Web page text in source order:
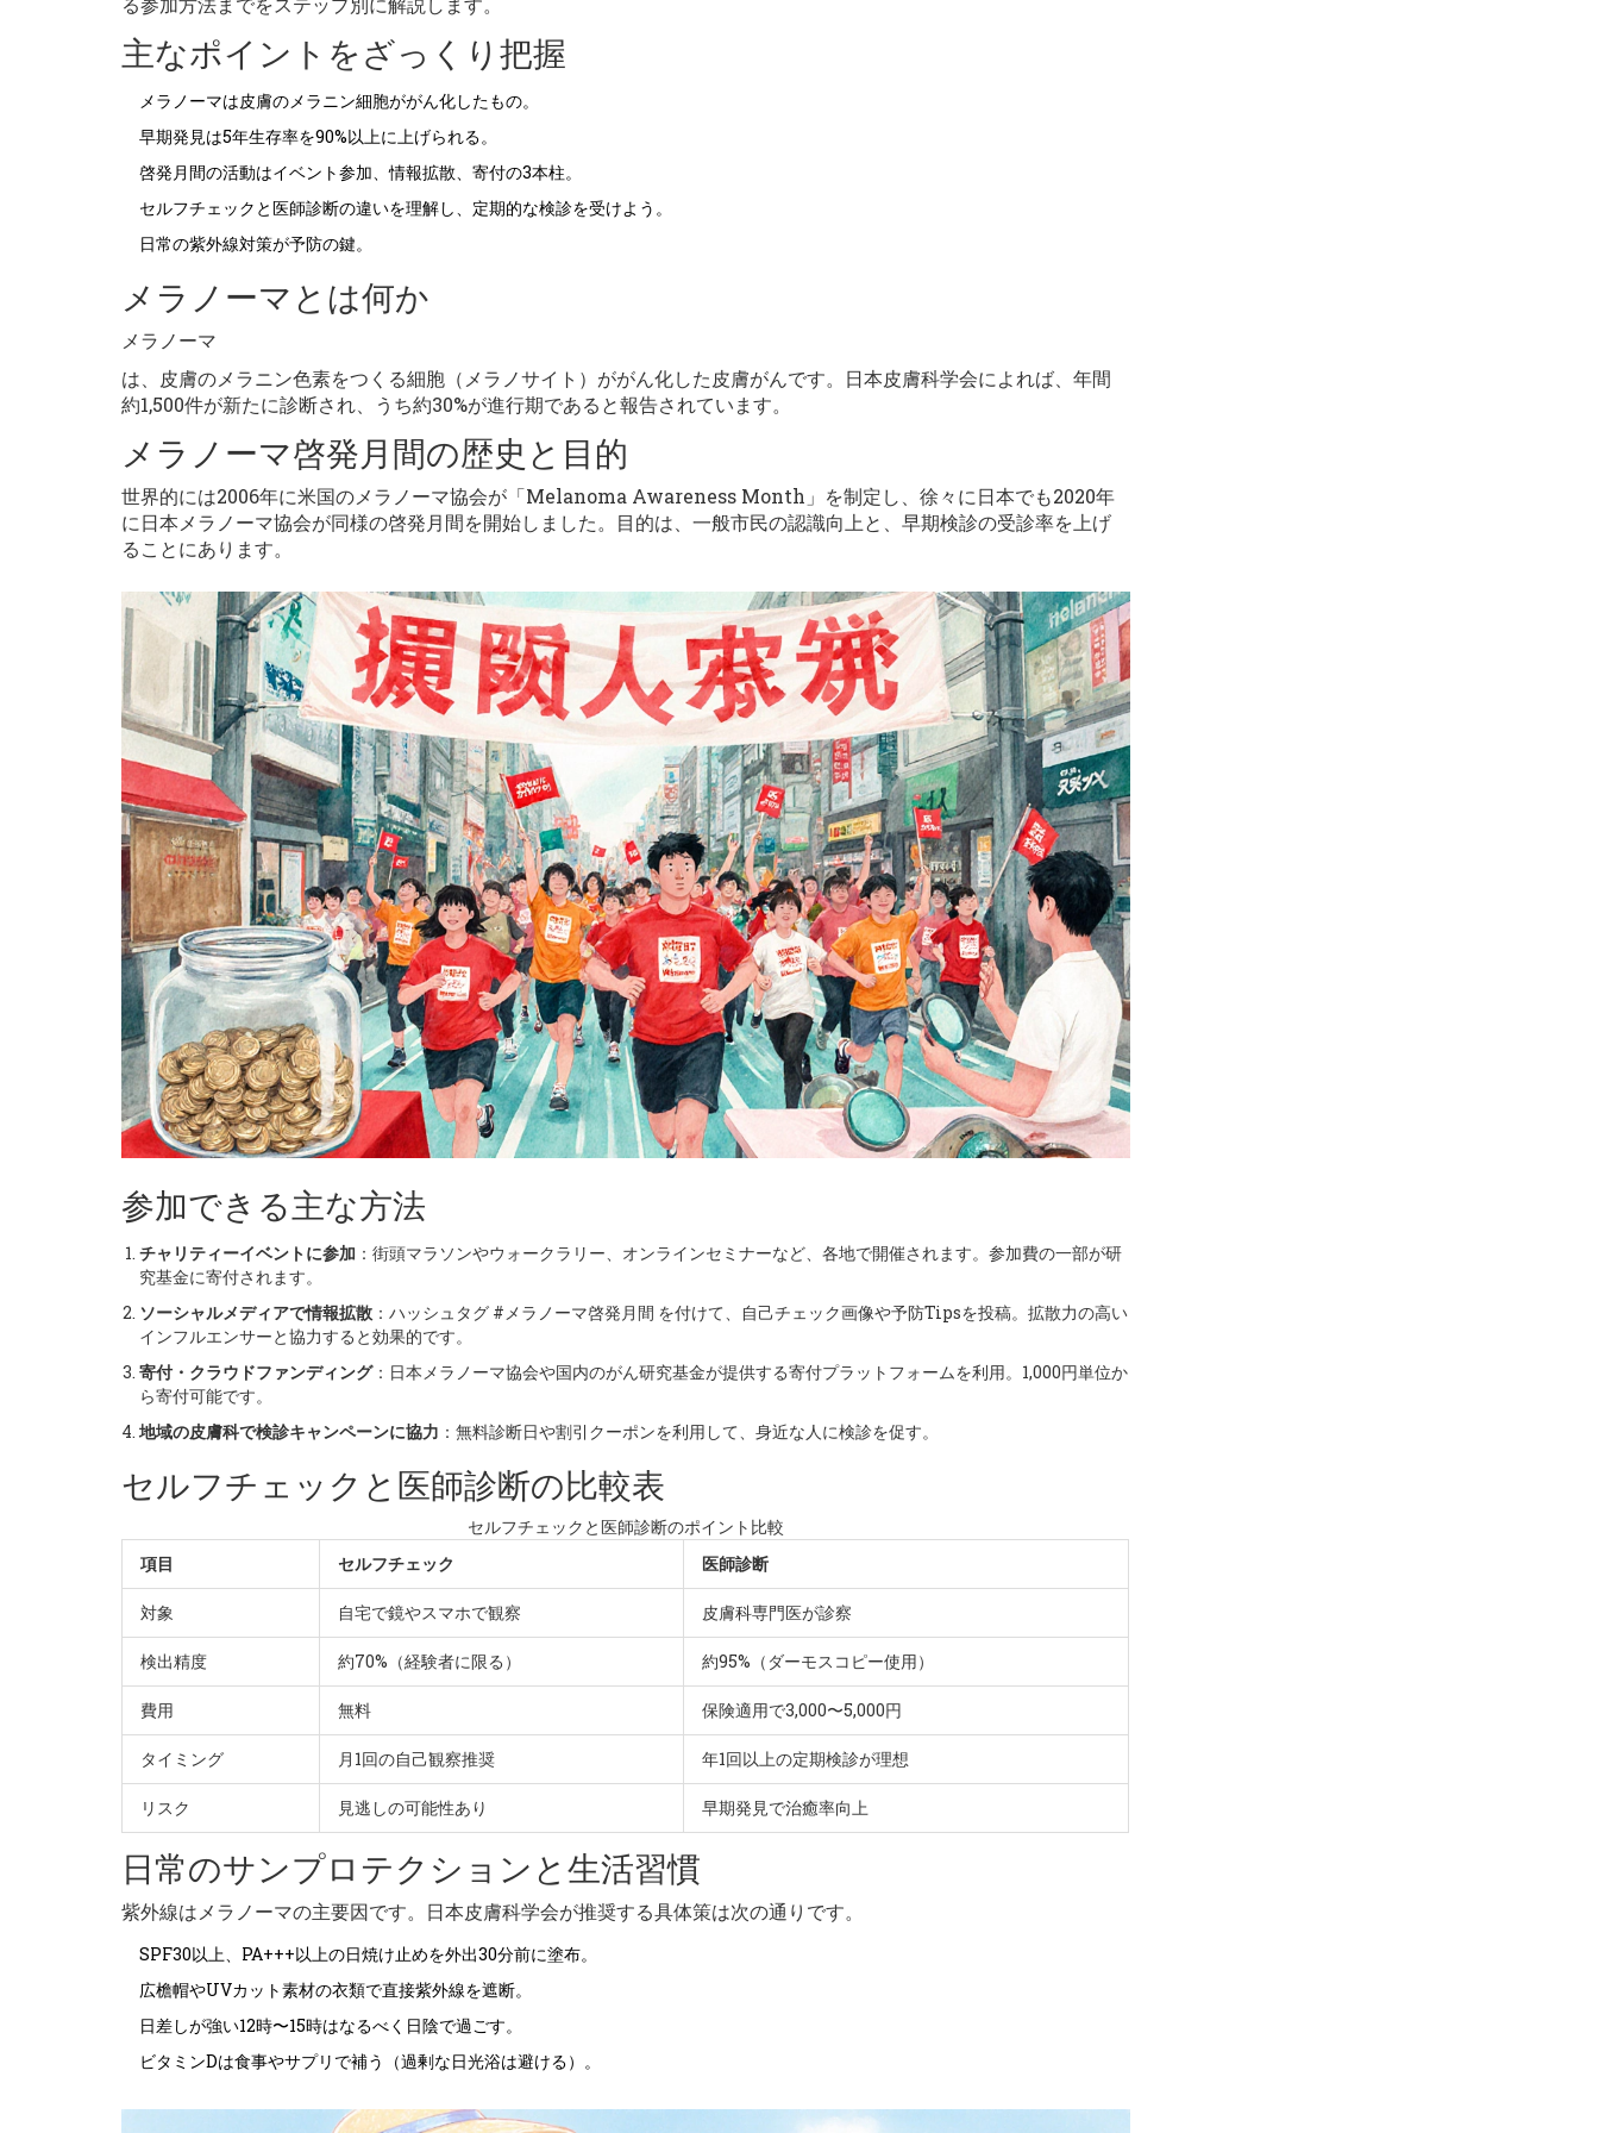
主なポイントをざっくり把握
メラノーマは皮膚のメラニン細胞ががん化したもの。
早期発見は5年生存率を90%以上に上げられる。
啓発月間の活動はイベント参加、情報拡散、寄付の3本柱。
セルフチェックと医師診断の違いを理解し、定期的な検診を受けよう。
日常の紫外線対策が予防の鍵。
メラノーマとは何か
メラノーマ
は、皮膚のメラニン色素をつくる細胞（メラノサイト）ががん化した皮膚がんです。日本皮膚科学会によれば、年間
約1,500件が新たに診断され、うち約30%が進行期であると報告されています。
メラノーマ啓発月間の歴史と目的
世界的には2006年に米国のメラノーマ協会が「Melanoma Awareness Month」を制定し、徐々に日本でも2020年
に日本メラノーマ協会が同様の啓発月間を開始しました。目的は、一般市民の認識向上と、早期検診の受診率を上げ
ることにあります。
参加できる主な方法
チャリティーイベントに参加 ：街頭マラソンやウォークラリー、オンラインセミナーなど、各地で開催されます。参加費の一部が研
究基金に寄付されます。
ソーシャルメディアで情報拡散 ：ハッシュタグ #メラノーマ啓発月間 を付けて、自己チェック画像や予防Tipsを投稿。拡散力の高い
インフルエンサーと協力すると効果的です。
寄付・クラウドファンディング：日本メラノーマ協会や国内のがん研究基金が提供する寄付プラットフォームを利用。1,000円単位か
ら寄付可能です。
地域の皮膚科で検診キャンペーンに協力 ：無料診断日や割引クーポンを利用して、身近な人に検診を促す。
セルフチェックと医師診断の比較表
セルフチェックと医師診断のポイント比較
項目
セルフチェック 医師診断
対象 自宅で鏡やスマホで観察 皮膚科専門医が診察
検出精度 約70%（経験者に限る） 約95%（ダーモスコピー使用）
費用 無料 保険適用で3,000〜5,000円
タイミング 月1回の自己観察推奨 年1回以上の定期検診が理想
リスク 見逃しの可能性あり 早期発見で治癒率向上
日常のサンプロテクションと生活習慣
紫外線はメラノーマの主要因です。日本皮膚科学会が推奨する具体策は次の通りです。
SPF30以上、PA+++以上の日焼け止めを外出30分前に塗布。
広檐帽やUVカット素材の衣類で直接紫外線を遮断。
日差しが強い12時〜15時はなるべく日陰で過ごす。
ビタミンDは食事やサプリで補う（過剰な日光浴は避ける）。